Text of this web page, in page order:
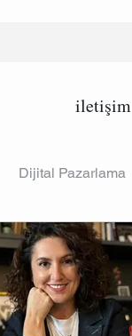
iletişim
Dijital Pazarlama